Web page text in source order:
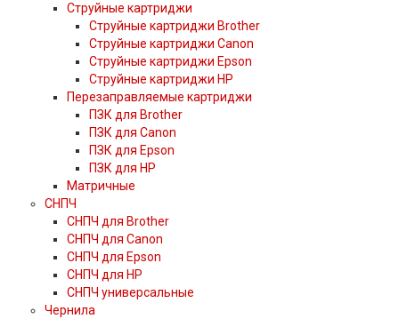
Струйные картриджи
Струйные картриджи Brother
Струйные картриджи Canon
Струйные картриджи Epson
Струйные картриджи HP
Перезаправляемые картриджи
ПЗК для Brother
ПЗК для Canon
ПЗК для Epson
ПЗК для HP
Матричные
СНПЧ
СНПЧ для Brother
СНПЧ для Canon
СНПЧ для Epson
СНПЧ для HP
СНПЧ универсальные
Чернила